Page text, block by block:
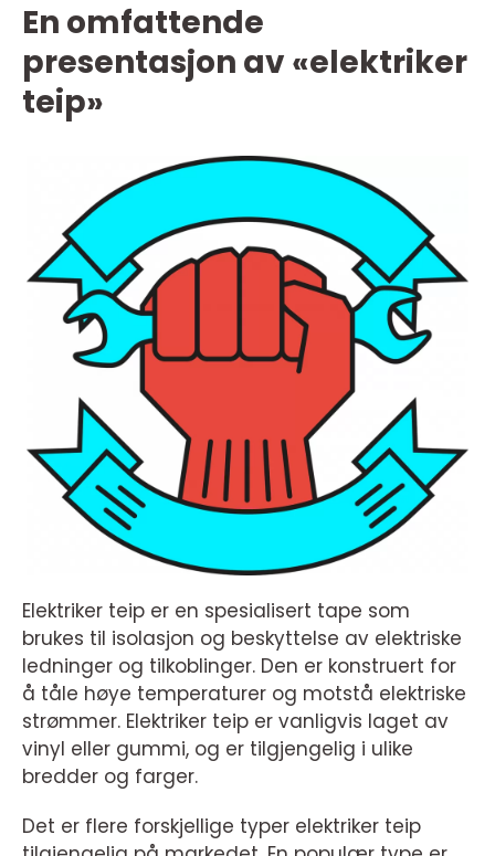
En omfattende
presentasjon av «elektriker
teip»
Elektriker teip er en spesialisert tape som
brukes til isolasjon og beskyttelse av elektriske
ledninger og tilkoblinger. Den er konstruert for
å tåle høye temperaturer og motstå elektriske
strømmer. Elektriker teip er vanligvis laget av
vinyl eller gummi, og er tilgjengelig i ulike
bredder og farger.
Det er flere forskjellige typer elektriker teip